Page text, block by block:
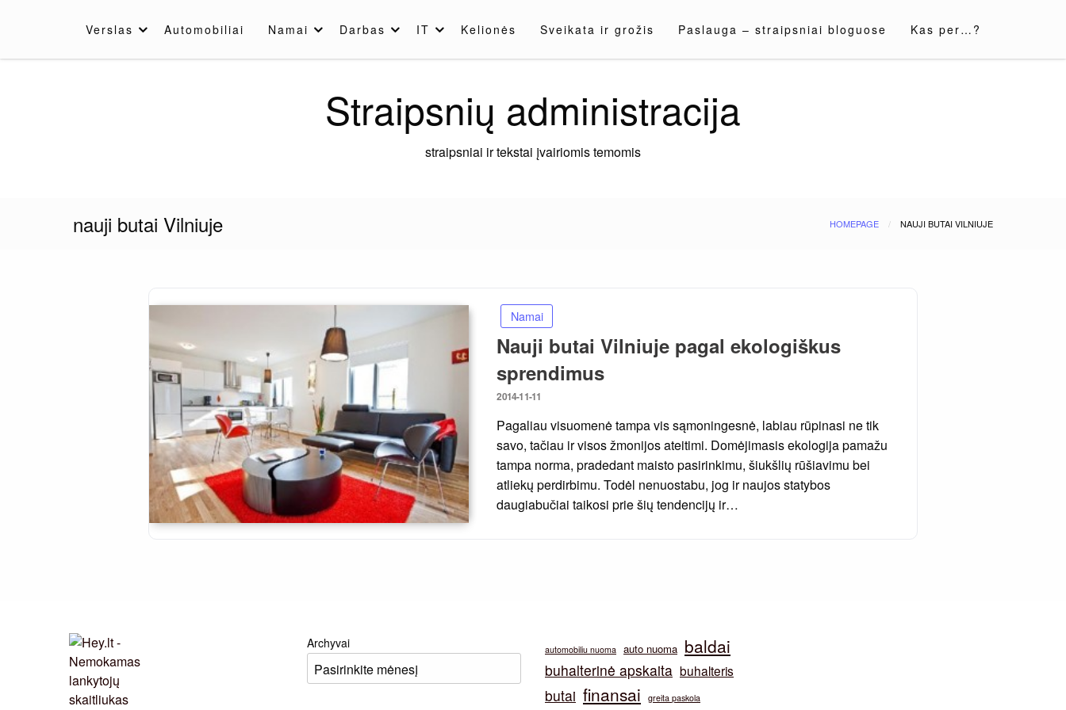
Verslas Automobiliai Namai Darbas IT Kelionės Sveikata ir grožis Paslauga – straipsniai bloguose Kas per…?
Straipsnių administracija
straipsniai ir tekstai įvairiomis temomis
nauji butai Vilniuje HOMEPAGE NAUJI BUTAI VILNIUJE
Namai
Nauji butai Vilniuje pagal ekologiškus
sprendimus
Posted
2014-11-11
Pagaliau visuomenė tampa vis sąmoningesnė, labiau rūpinasi ne tik
savo, tačiau ir visos žmonijos ateitimi. Domėjimasis ekologija pamažu
tampa norma, pradedant maisto pasirinkimu, šiukšlių rūšiavimu bei
atliekų perdirbimu. Todėl nenuostabu, jog ir naujos statybos
daugiabučiai taikosi prie šių tendencijų ir…
Archyvai automobiliu nuoma auto nuoma baldai
buhalterinė apskaita buhalteris
butai finansai greita paskola